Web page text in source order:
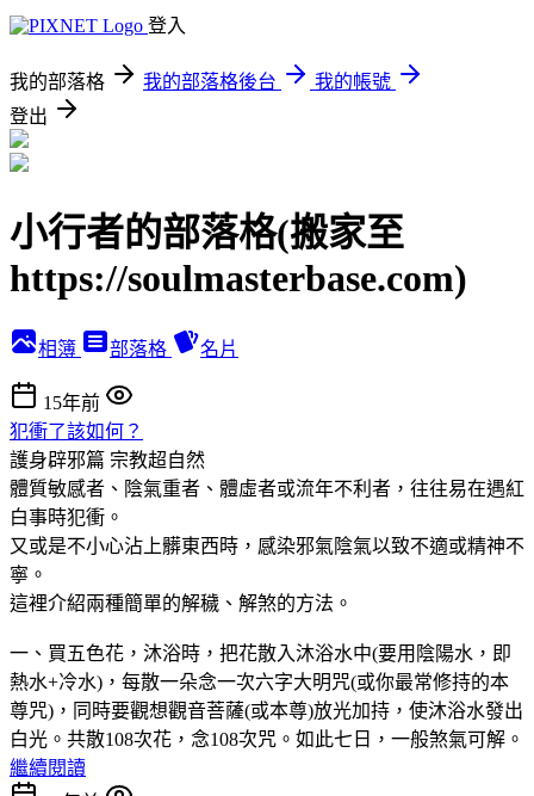
登入
我的部落格 我的部落格後台
我的帳號
登出
小行者的部落格(搬家至
https://soulmasterbase.com)
相簿 部落格 名片
15年前
犯衝了該如何？
護身辟邪篇 宗教超自然
體質敏感者、陰氣重者、體虛者或流年不利者，往往易在遇紅
白事時犯衝。
又或是不小心沾上髒東西時，感染邪氣陰氣以致不適或精神不
寧。
這裡介紹兩種簡單的解穢、解煞的方法。
一、買五色花，沐浴時，把花散入沐浴水中(要用陰陽水，即
熱水+冷水)，每散一朵念一次六字大明咒(或你最常修持的本
尊咒)，同時要觀想觀音菩薩(或本尊)放光加持，使沐浴水發出
白光。共散108次花，念108次咒。如此七日，一般煞氣可解。
繼續閱讀